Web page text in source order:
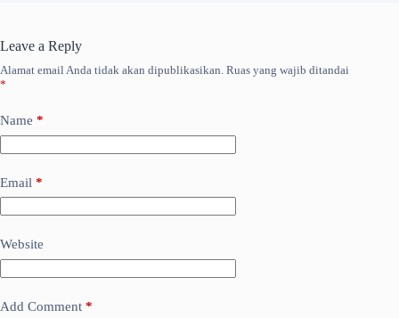
Leave a Reply
Alamat email Anda tidak akan dipublikasikan. Ruas yang wajib ditandai
*
Name *
Email *
Website
Add Comment *